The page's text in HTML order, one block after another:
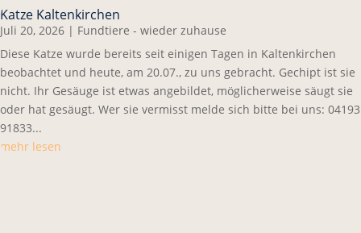
Katze Kaltenkirchen
Juli 20, 2026 | Fundtiere - wieder zuhause
Diese Katze wurde bereits seit einigen Tagen in Kaltenkirchen
beobachtet und heute, am 20.07., zu uns gebracht. Gechipt ist sie
nicht. Ihr Gesäuge ist etwas angebildet, möglicherweise säugt sie
oder hat gesäugt. Wer sie vermisst melde sich bitte bei uns: 04193
91833...
mehr lesen